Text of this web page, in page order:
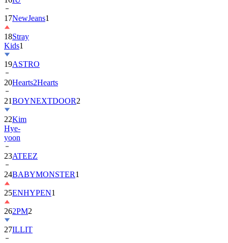
17NewJeans1
18Stray
Kids1
19ASTRO
20Hearts2Hearts
21BOYNEXTDOOR2
22Kim
Hye-
yoon
23ATEEZ
24BABYMONSTER1
25ENHYPEN1
262PM2
27ILLIT